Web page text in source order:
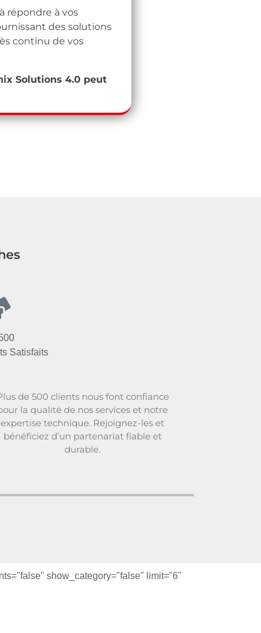
répondre à vos
des solutions
continu de vos
Solutions 4.0 peut
Satisfaits
de 500 clients nous font confiance
la qualité de nos services et notre
expertise technique. Rejoignez-les et
bénéficiez d’un partenariat fiable et
durable.
show_category="false" limit="6"